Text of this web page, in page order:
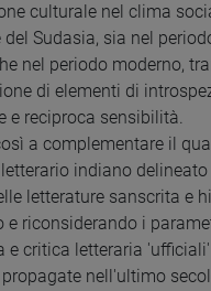
culturale nel clima
Sudasia, sia nel
nel periodo moderno,
di elementi di
e reciproca sensibilità.
a complementare il
indiano
letterature sanscrita e
e riconsiderando i
e critica letteraria
propagate nell'ultimo